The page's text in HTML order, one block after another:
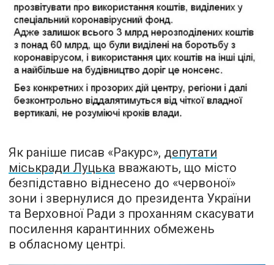
Як раніше писав «Ракурс», депутати
міськради Луцька вважають, що місто
безпідставно віднесено до «червоної»
зони і звернулися до президента України
та Верховної Ради з проханням скасувати
посилення карантинних обмежень
в обласному центрі.